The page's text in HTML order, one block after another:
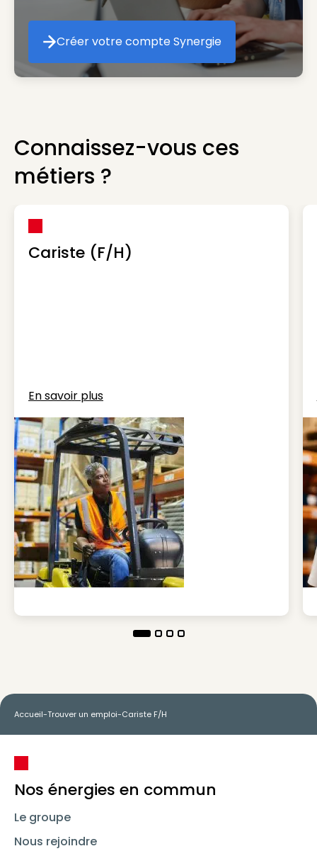
Créer votre compte Synergie
Créer votre compte Synergie
Connaissez-vous ces
métiers ?
Cariste (F/H)
En savoir plus
Accueil-Trouver un emploi-Cariste F/H
Nos énergies en commun
Le groupe
Nous rejoindre